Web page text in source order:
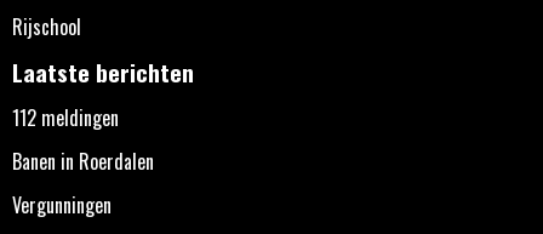
Rijschool
Laatste berichten
112 meldingen
Banen in Roerdalen
Vergunningen